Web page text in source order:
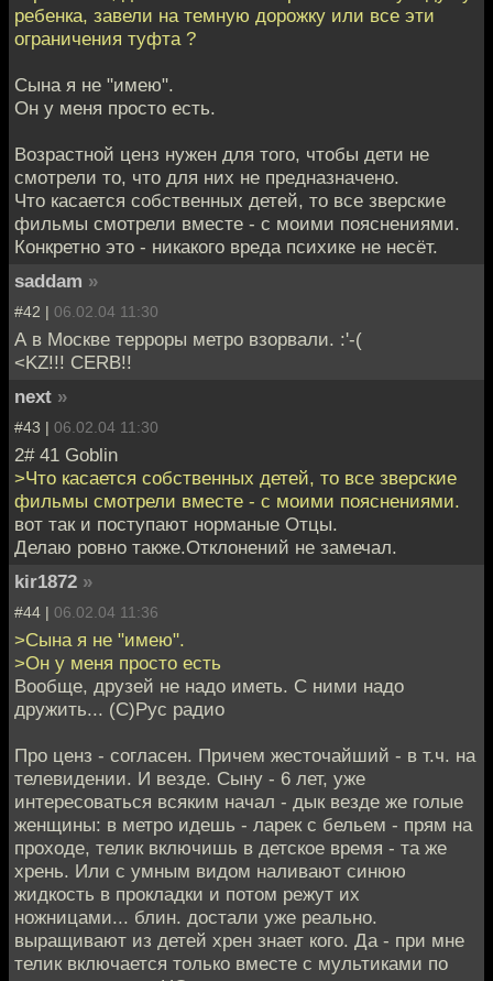
ребенка, завели на темную дорожку или все эти
ограничения туфта ?
Сына я не "имею".
Он у меня просто есть.
Возрастной ценз нужен для того, чтобы дети не
смотрели то, что для них не предназначено.
Что касается собственных детей, то все зверские
фильмы смотрели вместе - с моими пояснениями.
Конкретно это - никакого вреда психике не несёт.
saddam »
#42 | 06.02.04 11:30
А в Москве терроры метро взорвали. :'-(
<KZ!!! CERB!!
next »
#43 | 06.02.04 11:30
2# 41 Goblin
>Что касается собственных детей, то все зверские
фильмы смотрели вместе - с моими пояснениями.
вот так и поступают норманые Отцы.
Делаю ровно также.Отклонений не замечал.
kir1872 »
#44 | 06.02.04 11:36
>Сына я не "имею".
>Он у меня просто есть
Вообще, друзей не надо иметь. С ними надо
дружить... (С)Рус радио
Про ценз - согласен. Причем жесточайший - в т.ч. на
телевидении. И везде. Сыну - 6 лет, уже
интересоваться всяким начал - дык везде же голые
женщины: в метро идешь - ларек с бельем - прям на
проходе, телик включишь в детское время - та же
хрень. Или с умным видом наливают синюю
жидкость в прокладки и потом режут их
ножницами... блин. достали уже реально.
выращивают из детей хрен знает кого. Да - при мне
телик включается только вместе с мультиками по